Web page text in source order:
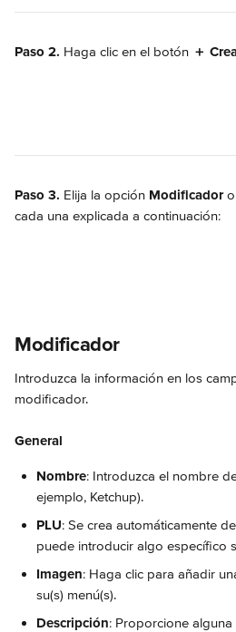
Paso 2. Haga clic en el botón ＋
Paso 3. Elija la opción Modificador o
cada una explicada a continuación:
Modificador
Introduzca la información en los
modificador.
General
Nombre: Introduzca el nombre
ejemplo, Ketchup).
PLU: Se crea automáticamente
puede introducir algo específico
Imagen: Haga clic para añadir
su(s) menú(s).
Descripción: Proporcione